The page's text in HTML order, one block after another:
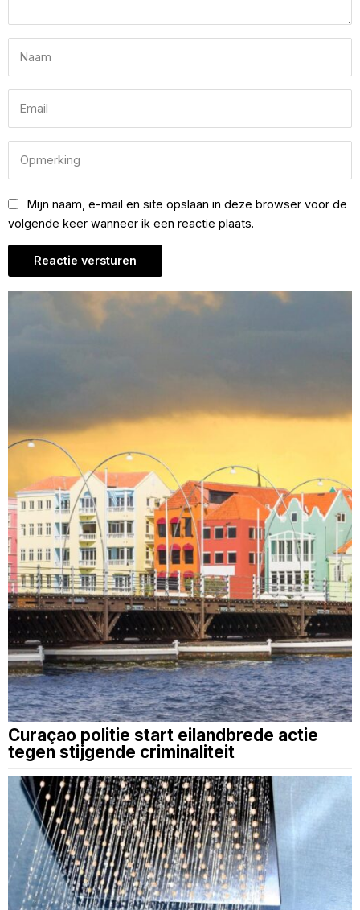
Mijn naam, e-mail en site opslaan in deze browser voor de
volgende keer wanneer ik een reactie plaats.
Curaçao politie start eilandbrede actie
tegen stijgende criminaliteit